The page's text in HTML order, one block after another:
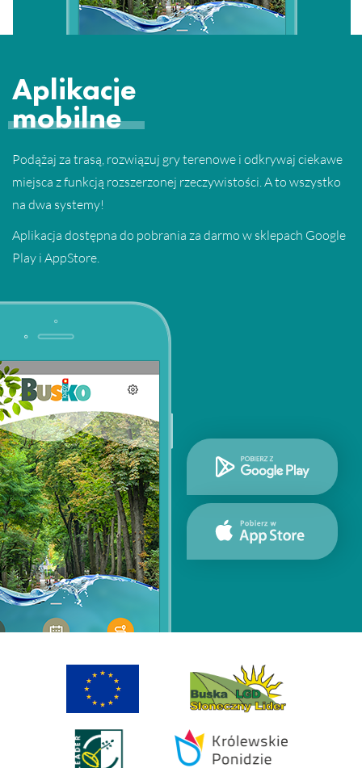
Aplikacje
mobilne
Podążaj za trasą, rozwiązuj gry terenowe i odkrywaj ciekawe
miejsca z funkcją rozszerzonej rzeczywistości. A to wszystko
na dwa systemy!
Aplikacja dostępna do pobrania za darmo w sklepach Google
Play i AppStore.